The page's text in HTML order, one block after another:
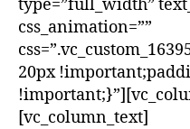
type=”full_width”
css_animation=””
20px
[vc_column_text]